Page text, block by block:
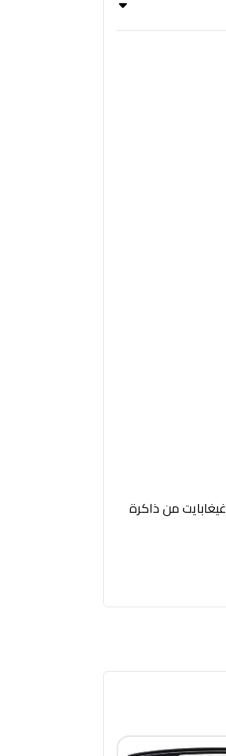
Windows 10 أو أحدث، macOS، ChromeOS (يتطلب 2 غيغابايت من ذاكرة الوصول العشوائي (RAM) أو أكثر لبث الفيديو بدقة 1080 بكسل، و1 غيغابايت من ذاكرة